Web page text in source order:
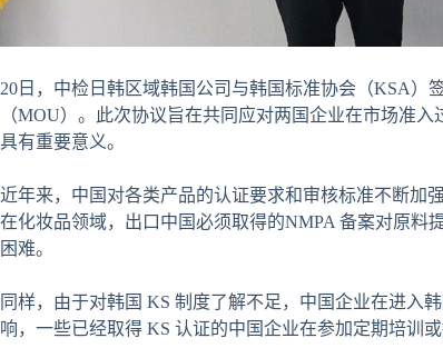
20日，中检日韩区域韩国公司与韩国标准协会（KSA）
（MOU）。此次协议旨在共同应对两国企业在市场准
具有重要意义。
近年来，中国对各类产品的认证要求和审核标准不断加
在化妆品领域，出口中国必须取得的NMPA 备案对原料
困难。
同样，由于对韩国 KS 制度了解不足，中国企业在进入
响，一些已经取得 KS 认证的中国企业在参加定期培训